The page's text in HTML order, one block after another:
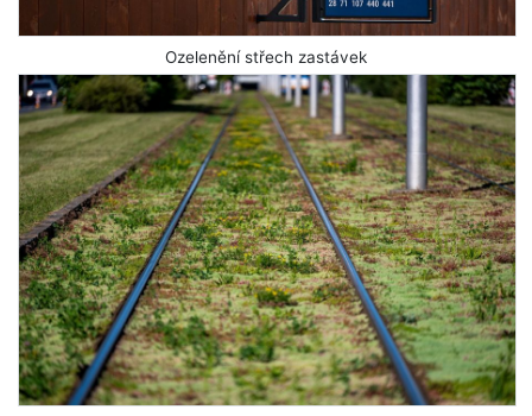
Ozelenění střech zastávek